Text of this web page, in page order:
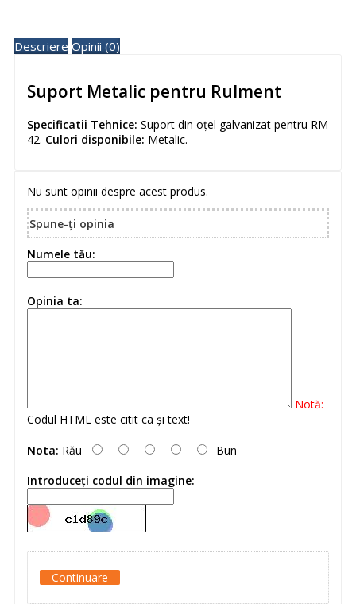
Descriere Opinii (0)
Suport Metalic pentru Rulment
Specificatii Tehnice: Suport din oțel galvanizat pentru RM
42. Culori disponibile: Metalic.
Nu sunt opinii despre acest produs.
Spune-ţi opinia
Numele tău:
Opinia ta:
Notă:
Codul HTML este citit ca şi text!
Nota: Rău
Bun
Introduceţi codul din imagine:
Continuare